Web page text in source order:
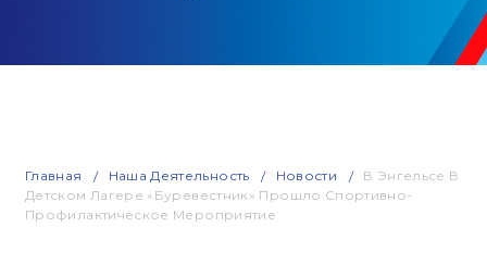
Главная Наша Деятельность Новости
В Энгельсе В
Детском Лагере «Буревестник» Прошло Спортивно-
Профилактическое Мероприятие